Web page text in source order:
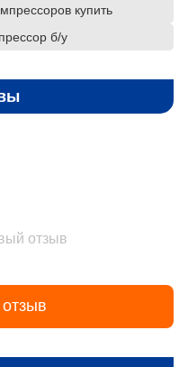
купить
б/у
отзыв